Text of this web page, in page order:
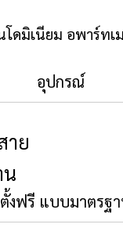
โดมิเนียม อพาร์ท
อุปกรณ์
าย
น
งฟรี แบบมาตรฐ